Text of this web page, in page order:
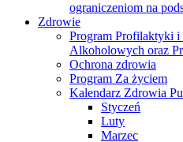
ograniczeniom na
Zdrowie
Program Profilaktyki
Alkoholowych oraz
Ochrona zdrowia
Program Za życiem
Kalendarz Zdrowia
Styczeń
Luty
Marzec